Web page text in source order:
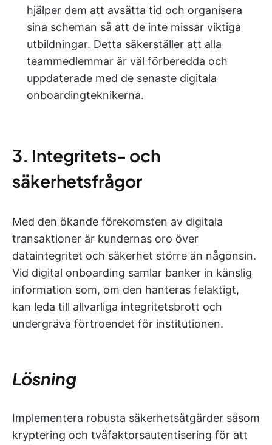
hjälper dem att avsätta tid och organisera
sina scheman så att de inte missar viktiga
utbildningar. Detta säkerställer att alla
teammedlemmar är väl förberedda och
uppdaterade med de senaste digitala
onboardingteknikerna.
3. Integritets- och
säkerhetsfrågor
Med den ökande förekomsten av digitala
transaktioner är kundernas oro över
dataintegritet och säkerhet större än någonsin.
Vid digital onboarding samlar banker in känslig
information som, om den hanteras felaktigt,
kan leda till allvarliga integritetsbrott och
undergräva förtroendet för institutionen.
Lösning
Implementera robusta säkerhetsåtgärder såsom
kryptering och tvåfaktorsautentisering för att